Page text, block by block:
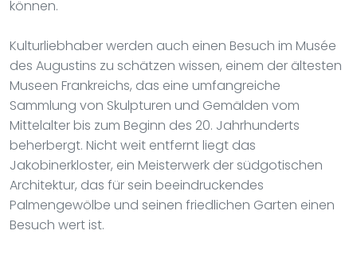
können.
Kulturliebhaber werden auch einen Besuch im Musée
des Augustins zu schätzen wissen, einem der ältesten
Museen Frankreichs, das eine umfangreiche
Sammlung von Skulpturen und Gemälden vom
Mittelalter bis zum Beginn des 20. Jahrhunderts
beherbergt. Nicht weit entfernt liegt das
Jakobinerkloster, ein Meisterwerk der südgotischen
Architektur, das für sein beeindruckendes
Palmengewölbe und seinen friedlichen Garten einen
Besuch wert ist.